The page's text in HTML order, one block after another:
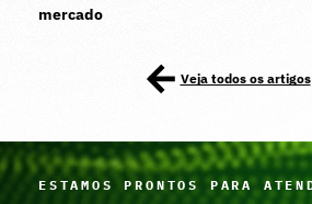
mercado
Veja todos os artigos
ESTAMOS PRONTOS PARA